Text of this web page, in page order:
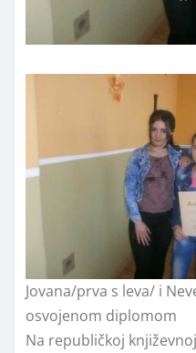
Jovana/prva s leva/ i
osvojenom diplomom
Na republičkoj